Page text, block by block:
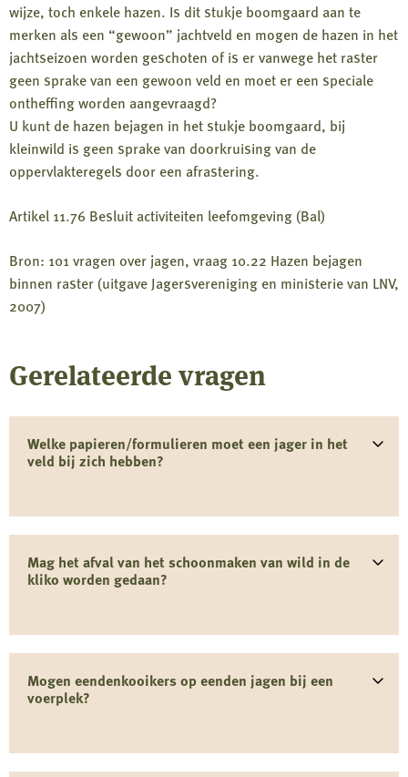
wijze, toch enkele hazen. Is dit stukje boomgaard aan te
merken als een “gewoon” jachtveld en mogen de hazen in het
jachtseizoen worden geschoten of is er vanwege het raster
geen sprake van een gewoon veld en moet er een speciale
ontheffing worden aangevraagd?
U kunt de hazen bejagen in het stukje boomgaard, bij
kleinwild is geen sprake van doorkruising van de
oppervlakteregels door een afrastering.
Artikel 11.76 Besluit activiteiten leefomgeving (Bal)
Bron: 101 vragen over jagen, vraag 10.22 Hazen bejagen
binnen raster (uitgave Jagersvereniging en ministerie van LNV,
2007)
Gerelateerde vragen
Welke papieren/formulieren moet een jager in het
veld bij zich hebben?
Mag het afval van het schoonmaken van wild in de
kliko worden gedaan?
Mogen eendenkooikers op eenden jagen bij een
voerplek?